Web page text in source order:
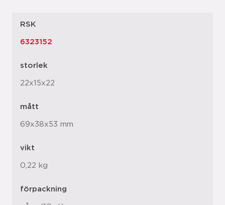
RSK
6323152
storlek
22x15x22
mått
69x38x53 mm
vikt
0,22 kg
förpackning